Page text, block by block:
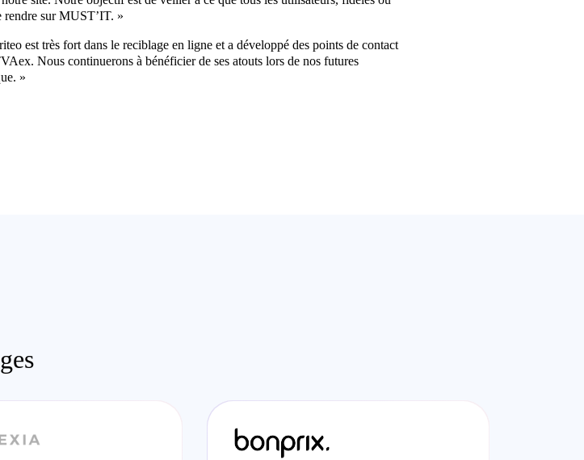
rendre sur MUST’IT. »
est très fort dans le reciblage en ligne et a développé des points de contact
Nous continuerons à bénéficier de ses atouts lors de nos futures
»